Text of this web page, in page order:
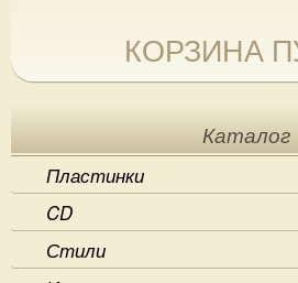
КОРЗИНА
Каталог
Пластинки
CD
Стили